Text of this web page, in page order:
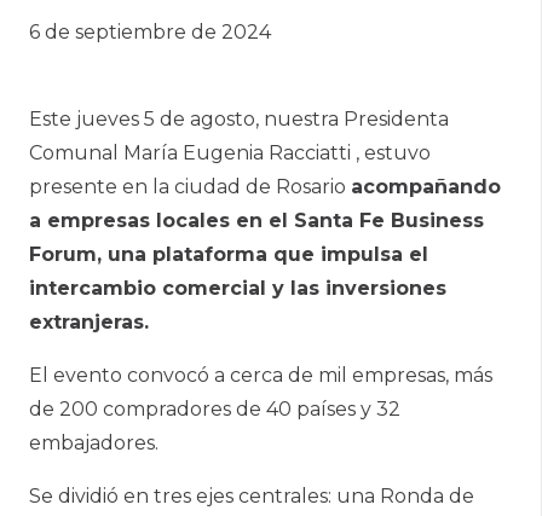
6 de septiembre de 2024
Este jueves 5 de agosto, nuestra Presidenta
Comunal María Eugenia Racciatti , estuvo
presente en la ciudad de Rosario acompañando
a empresas locales en el Santa Fe Business
Forum, una plataforma que impulsa el
intercambio comercial y las inversiones
extranjeras.
El evento convocó a cerca de mil empresas, más
de 200 compradores de 40 países y 32
embajadores.
Se dividió en tres ejes centrales: una Ronda de